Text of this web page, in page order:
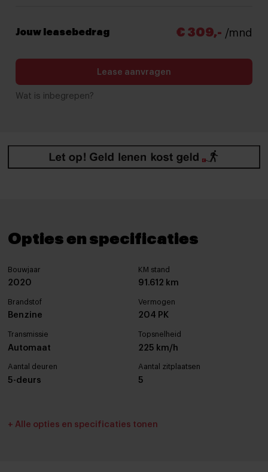
Jouw leasebedrag € 309,- /mnd
Lease aanvragen
Wat is inbegrepen?
Opties en specificaties
Bouwjaar
2020
KM stand
91.612 km
Brandstof
Benzine
Vermogen
204 PK
Transmissie
Automaat
Topsnelheid
225 km/h
Aantal deuren
5-deurs
Aantal zitplaatsen
5
Interieurkleur Bekleding
+ Alle opties en specificaties tonen